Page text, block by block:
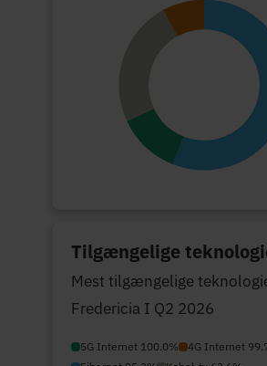
Tilgængelige
Mest tilgængelige
Fredericia I Q2 2026
5G Internet 100.0%
4G Internet